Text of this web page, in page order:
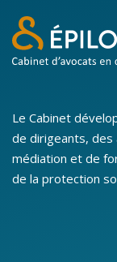
Le Cabinet
de dirigeants, des
médiation et de
de la protection